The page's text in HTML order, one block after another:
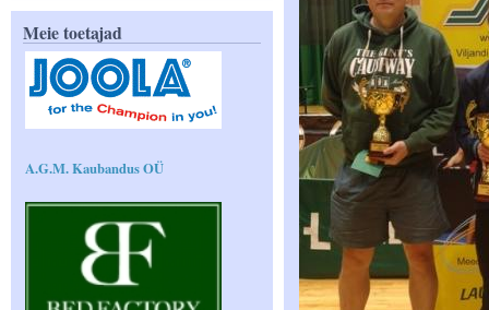
Meie toetajad
A.G.M. Kaubandus OÜ